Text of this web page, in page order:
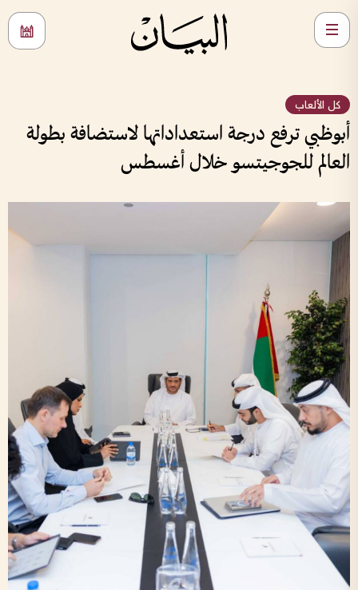
كل الألعاب
أبوظبي ترفع درجة استعداداتها لاستضافة بطولة
العالم للجوجيتسو خلال أغسطس